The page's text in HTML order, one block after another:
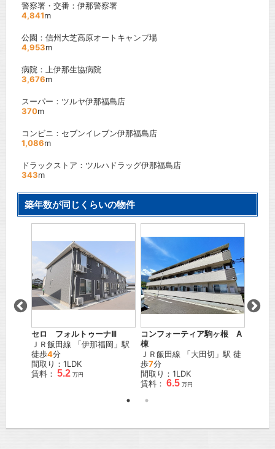
警察署・交番：伊那警察署
4,841m
公園：信州大芝高原オートキャンプ場
4,953m
病院：上伊那生協病院
3,676m
スーパー：ツルヤ伊那福島店
370m
コンビニ：セブンイレブン伊那福島店
1,086m
ドラックストア：ツルハドラッグ伊那福島店
343m
築年数が同じくらいの物件
セロ フォルトゥーナⅢ
ＪＲ飯田線 「伊那福岡 」駅
徒歩4分
間取り：1LDK
賃料： 5.2 万円
コンフォーティア駒ヶ根 A
棟
ＪＲ飯田線 「大田切 」駅 徒
歩7分
間取り：1LDK
賃料： 6.5 万円